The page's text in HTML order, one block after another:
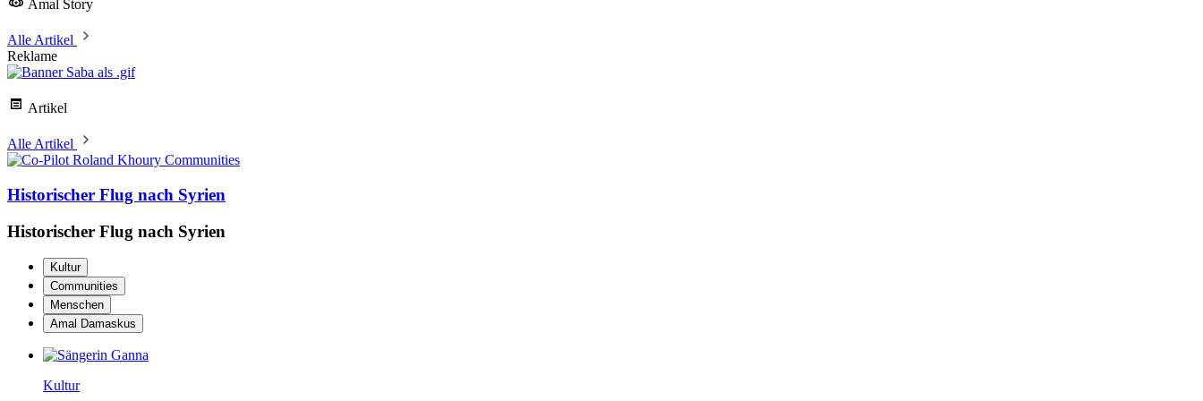
Amal Story
Alle Artikel
Reklame
Artikel
Alle Artikel
Communities
Historischer Flug nach Syrien
Historischer Flug nach Syrien
Kultur
Communities
Menschen
Amal Damaskus
Kultur